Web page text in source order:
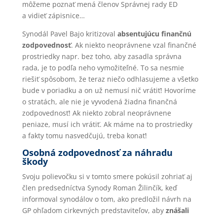
môžeme poznať mená členov Správnej rady ED
a vidieť zápisnice…
Synodál Pavel Bajo kritizoval absentujúcu finančnú
zodpovednosť. Ak niekto neoprávnene vzal finančné
prostriedky napr. bez toho, aby zasadla správna
rada, je to podľa neho vymožiteľné. To sa nesmie
riešiť spôsobom, že teraz niečo odhlasujeme a všetko
bude v poriadku a on už nemusí nič vrátiť! Hovoríme
o stratách, ale nie je vyvodená žiadna finančná
zodpovednosť! Ak niekto zobral neoprávnene
peniaze, musí ich vrátiť. Ak máme na to prostriedky
a fakty tomu nasvedčujú, treba konať!
Osobná zodpovednosť za náhradu
škody
Svoju polievočku si v tomto smere pokúsil zohriať aj
člen predsedníctva Synody Roman Žilinčík, keď
informoval synodálov o tom, ako predložil návrh na
GP ohľadom cirkevných predstaviteľov, aby znášali